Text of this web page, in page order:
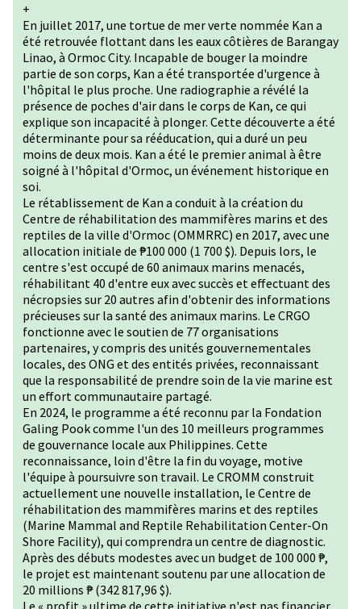
+
En juillet 2017, une tortue de mer verte nommée Kan a
été retrouvée flottant dans les eaux côtières de Barangay
Linao, à Ormoc City. Incapable de bouger la moindre
partie de son corps, Kan a été transportée d'urgence à
l'hôpital le plus proche. Une radiographie a révélé la
présence de poches d'air dans le corps de Kan, ce qui
explique son incapacité à plonger. Cette découverte a été
déterminante pour sa rééducation, qui a duré un peu
moins de deux mois. Kan a été le premier animal à être
soigné à l'hôpital d'Ormoc, un événement historique en
soi.
Le rétablissement de Kan a conduit à la création du
Centre de réhabilitation des mammifères marins et des
reptiles de la ville d'Ormoc (OMMRRC) en 2017, avec une
allocation initiale de ₱100 000 (1 700 $). Depuis lors, le
centre s'est occupé de 60 animaux marins menacés,
réhabilitant 40 d'entre eux avec succès et effectuant des
nécropsies sur 20 autres afin d'obtenir des informations
précieuses sur la santé des animaux marins. Le CRGO
fonctionne avec le soutien de 77 organisations
partenaires, y compris des unités gouvernementales
locales, des ONG et des entités privées, reconnaissant
que la responsabilité de prendre soin de la vie marine est
un effort communautaire partagé.
En 2024, le programme a été reconnu par la Fondation
Galing Pook comme l'un des 10 meilleurs programmes
de gouvernance locale aux Philippines. Cette
reconnaissance, loin d'être la fin du voyage, motive
l'équipe à poursuivre son travail. Le CROMM construit
actuellement une nouvelle installation, le Centre de
réhabilitation des mammifères marins et des reptiles
(Marine Mammal and Reptile Rehabilitation Center-On
Shore Facility), qui comprendra un centre de diagnostic.
Après des débuts modestes avec un budget de 100 000 ₱,
le projet est maintenant soutenu par une allocation de
20 millions ₱ (342 817,96 $).
Le « profit » ultime de cette initiative n'est pas financier,